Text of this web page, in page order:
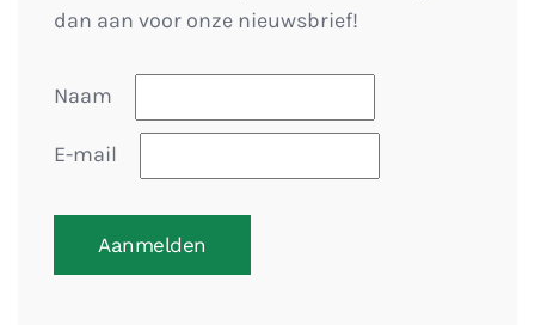
dan aan voor onze nieuwsbrief!
Naam
E-mail
Aanmelden